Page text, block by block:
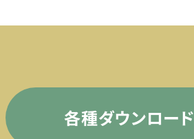
各種ダウンロード